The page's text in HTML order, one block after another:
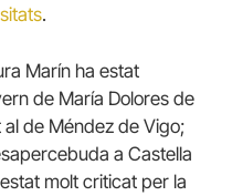
.
Marín ha estat
de María Dolores de
de Méndez de Vigo;
a Castella
molt criticat per la